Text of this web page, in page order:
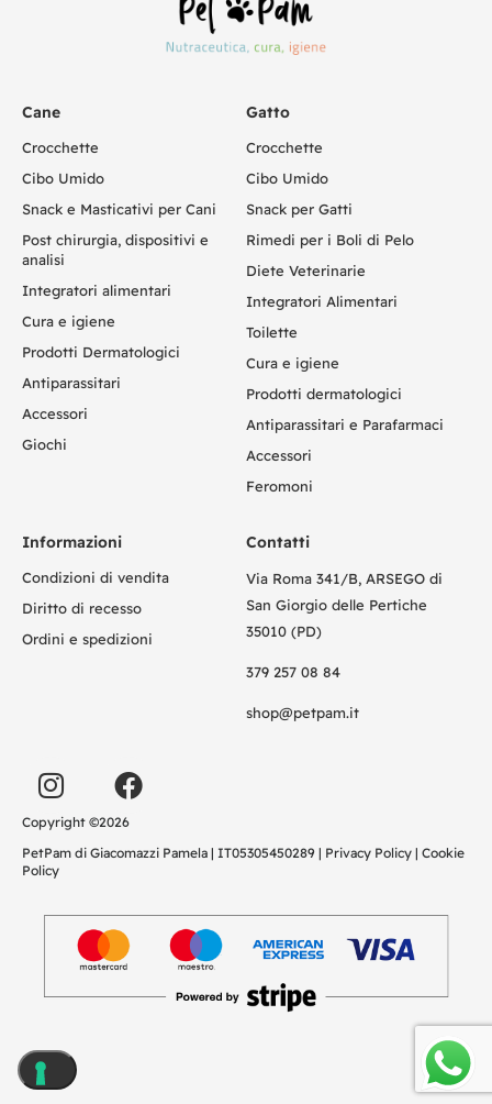
Cane
Crocchette
Cibo Umido
Snack e Masticativi per Cani
Post chirurgia, dispositivi e
analisi
Integratori alimentari
Cura e igiene
Prodotti Dermatologici
Antiparassitari
Accessori
Giochi
Gatto
Crocchette
Cibo Umido
Snack per Gatti
Rimedi per i Boli di Pelo
Diete Veterinarie
Integratori Alimentari
Toilette
Cura e igiene
Prodotti dermatologici
Antiparassitari e Parafarmaci
Accessori
Feromoni
Informazioni
Condizioni di vendita
Diritto di recesso
Ordini e spedizioni
Contatti
Via Roma 341/B, ARSEGO di
San Giorgio delle Pertiche
35010 (PD)
379 257 08 84
shop@petpam.it
Copyright ©2026
PetPam di Giacomazzi Pamela | IT05305450289 | Privacy Policy | Cookie
Policy